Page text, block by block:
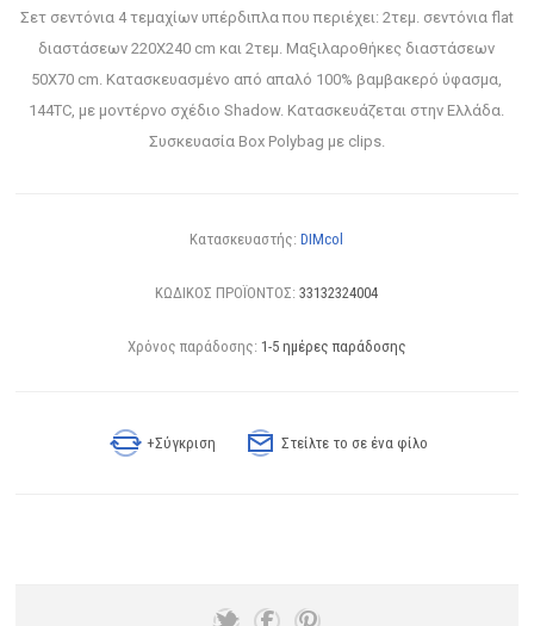
Σετ σεντόνια 4 τεμαχίων υπέρδιπλα που περιέχει: 2τεμ. σεντόνια flat
διαστάσεων 220Χ240 cm και 2τεμ. Μαξιλαροθήκες διαστάσεων
50Χ70 cm. Κατασκευασμένο από απαλό 100% βαμβακερό ύφασμα,
144TC, με μοντέρνο σχέδιο Shadow. Κατασκευάζεται στην Ελλάδα.
Συσκευασία Box Polybag με clips.
Κατασκευαστής: DIMcol
ΚΩΔΙΚΟΣ ΠΡΟΪΟΝΤΟΣ: 33132324004
Χρόνος παράδοσης: 1-5 ημέρες παράδοσης
+Σύγκριση Στείλτε το σε ένα φίλο